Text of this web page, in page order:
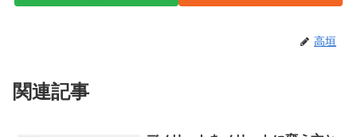
高垣
関連記事